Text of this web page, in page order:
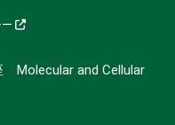
Molecular and Cellular